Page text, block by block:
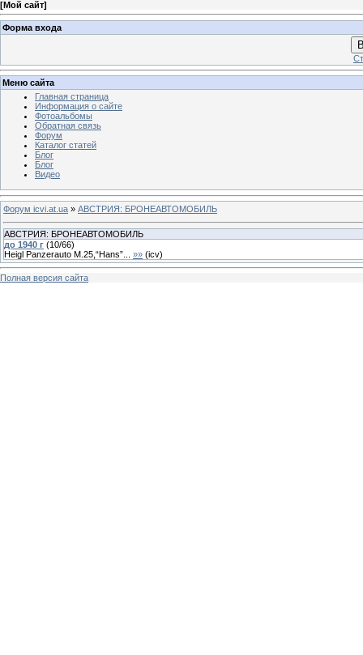
[Мой сайт]
Форма входа
Меню сайта
Главная страница
Информация о сайте
Фотоальбомы
Обратная связь
Форум
Каталог статей
Блог
Блог
Видео
Форум icvi.at.ua » АВСТРИЯ: БРОНЕАВТОМОБИЛЬ
АВСТРИЯ: БРОНЕАВТОМОБИЛЬ
до 1940 г (10/66)
Heigl Panzerauto M.25,“Hans”...
»» (icv)
Полная версия сайта